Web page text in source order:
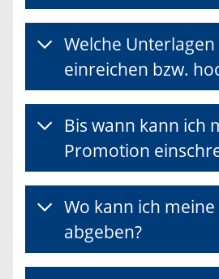
Welche
einreichen bzw.
Bis wann kann ich
Promotion
Wo kann ich
abgeben?